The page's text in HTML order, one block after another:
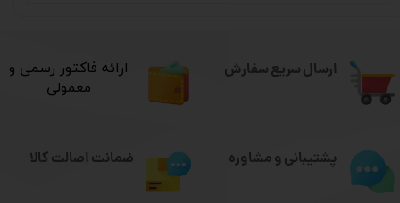
ارسال سریع سفارش
​ارائه فاکتور رسمی و
معمولی
پشتیبانی و مشاوره ضمانت اصالت کالا